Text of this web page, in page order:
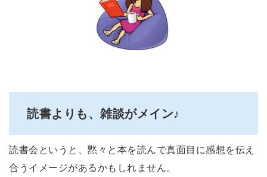
読書よりも、雑談がメイン♪
読書会というと、黙々と本を読んで真面目に感想を伝え
合うイメージがあるかもしれません。